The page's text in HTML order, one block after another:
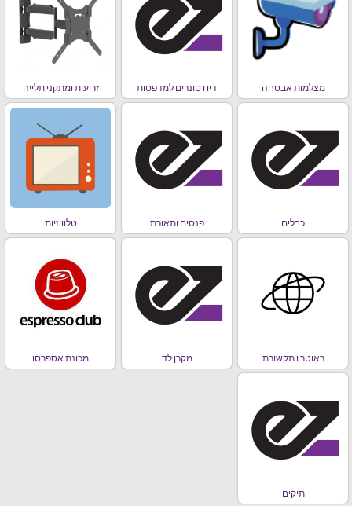
מצלמות אבטחה דיו ו טונרים למדפסות זרועות ומתקני תלייה
כבלים פנסים ותאורת טלוויזיות
ראוטר ו תקשורת מקרן לד מכונת אספרסו
תיקים